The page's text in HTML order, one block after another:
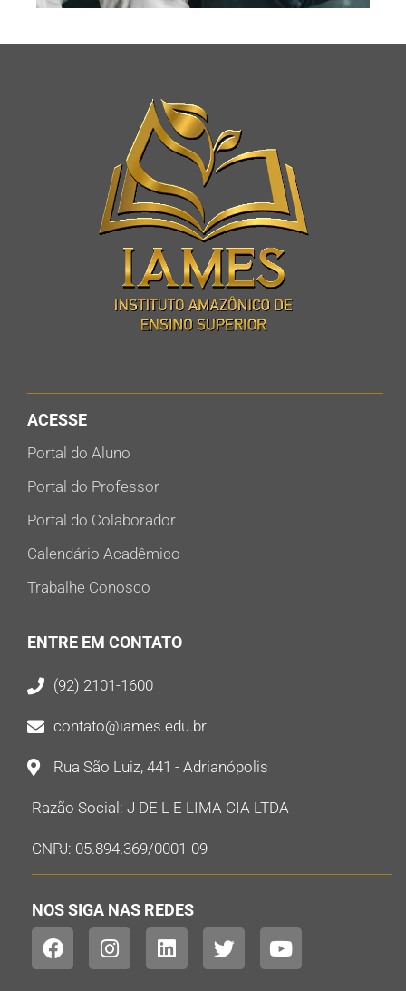
ACESSE
Portal do Aluno
Portal do Professor
Portal do Colaborador
Calendário Acadêmico
Trabalhe Conosco
ENTRE EM CONTATO
(92) 2101-1600
contato@iames.edu.br
Rua São Luiz, 441 - Adrianópolis
Razão Social: J DE L E LIMA CIA LTDA
CNPJ: 05.894.369/0001-09
NOS SIGA NAS REDES